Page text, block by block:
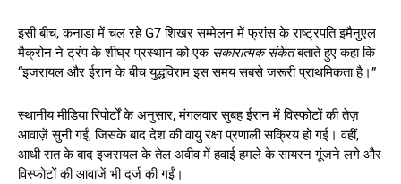
इसी बीच, कनाडा में चल रहे G7 शिखर सम्मेलन में फ्रांस के राष्ट्रपति इमैनुएल
मैक्रोन ने ट्रंप के शीघ्र प्रस्थान को एक सकारात्मक संकेतबताते हुए कहा कि
“इजरायल और ईरान के बीच युद्धविराम इस समय सबसे जरूरी प्राथमिकता है।”
स्थानीय मीडिया रिपोर्टों के अनुसार, मंगलवार सुबह ईरान में विस्फोटों की तेज़
आवाज़ें सुनी गईं, जिसके बाद देश की वायु रक्षा प्रणाली सक्रिय हो गई। वहीं,
आधी रात के बाद इजरायल के तेल अवीव में हवाई हमले के सायरन गूंजने लगे और
विस्फोटों की आवाजें भी दर्ज की गईं।